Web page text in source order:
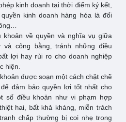
kinh doanh tại thời điểm ký kết,
kinh doanh hàng hóa là đối
khoản về quyền và nghĩa vụ giữa
công bằng, tránh những điều
lợi hay rủi ro cho doanh nghiệp
hiện.
được soạn một cách chặt chẽ
đảm bảo quyền lợi tốt nhất cho
số điều khoản như vi phạm hợp
hai, bất khả kháng, miễn trách
chấp thường bị coi nhẹ trong